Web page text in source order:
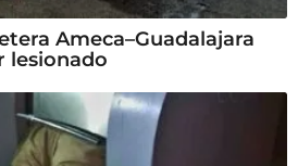
Ameca–Guadalajara
lesionado